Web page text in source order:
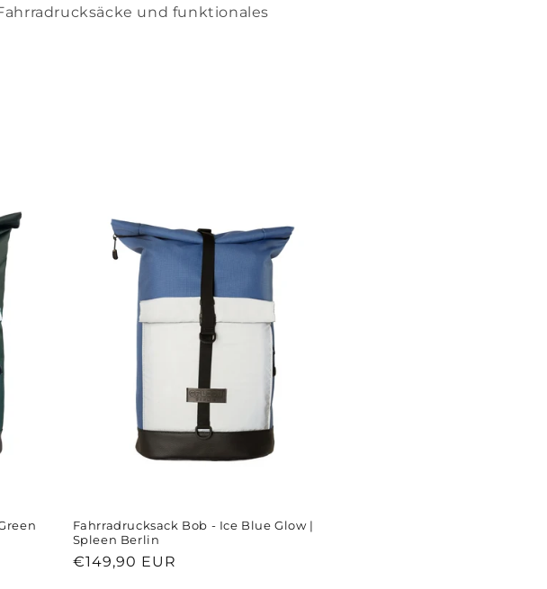
und funktionales
Fahrradrucksack Bob - Ice Blue Glow |
Spleen Berlin
Normaler
€149,90 EUR